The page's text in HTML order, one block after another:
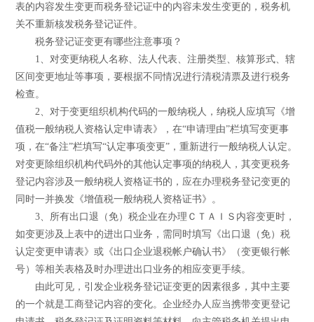
表的内容发生变更而税务登记证中的内容未发生变更的，税务机
关不重新核发税务登记证件。
税务登记证变更有哪些注意事项？
1、对变更纳税人名称、法人代表、注册类型、核算形式、辖
区间变更地址等事项，要根据不同情况进行清税清票及进行税务
检查。
2、对于变更组织机构代码的一般纳税人，纳税人应填写《增
值税一般纳税人资格认定申请表》，在“申请理由”栏填写变更事
项，在“备注”栏填写“认定事项变更”，重新进行一般纳税人认定。
对变更除组织机构代码外的其他认定事项的纳税人，其变更税务
登记内容涉及一般纳税人资格证书的，应在办理税务登记变更的
同时一并换发《增值税一般纳税人资格证书》。
3、所有出口退（免）税企业在办理ＣＴＡＩＳ内容变更时，
如变更涉及上表中的进出口业务，需同时填写《出口退（免）税
认定变更申请表》或《出口企业退税帐户确认书》（变更银行帐
号）等相关表格及时办理进出口业务的相应变更手续。
由此可见，引发企业税务登记证变更的因素很多，其中主要
的一个就是工商登记内容的变化。企业经办人应当携带变更登记